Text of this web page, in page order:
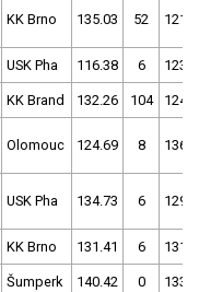
KK Brno 135.03 52
USK Pha 116.38 6
KK Brand 132.26 104
Olomouc 124.69 8
USK Pha 134.73 6
KK Brno 131.41 6
Šumperk 140.42 0